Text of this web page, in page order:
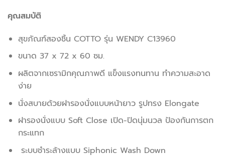
คุณสมบัติ
สุขภัณฑ์สองชิ้น COTTO รุ่น WENDY C13960
ขนาด 37 x 72 x 60 ซม.
ผลิตจากเซรามิกคุณภาพดี แข็งแรงทนทาน ทำความสะอาด
ง่าย
นั่งสบายด้วยฝารองนั่งแบบหน้ายาว รูปทรง Elongate
ฝารองนั่งแบบ Soft Close เปิด-ปิดนุ่มนวล ป้องกันการตก
กระแทก
ระบบชำระล้างแบบ Siphonic Wash Down